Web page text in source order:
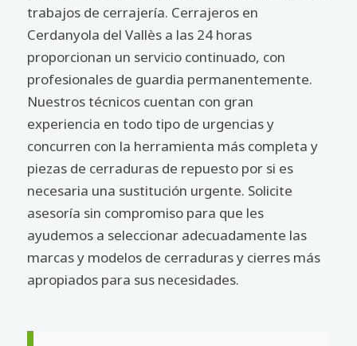
trabajos de cerrajería. Cerrajeros en
Cerdanyola del Vallès a las 24 horas
proporcionan un servicio continuado, con
profesionales de guardia permanentemente.
Nuestros técnicos cuentan con gran
experiencia en todo tipo de urgencias y
concurren con la herramienta más completa y
piezas de cerraduras de repuesto por si es
necesaria una sustitución urgente. Solicite
asesoría sin compromiso para que les
ayudemos a seleccionar adecuadamente las
marcas y modelos de cerraduras y cierres más
apropiados para sus necesidades.